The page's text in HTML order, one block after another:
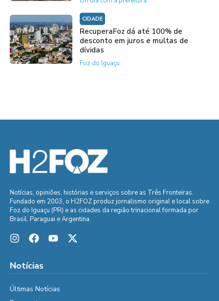
CIDADE
RecuperaFoz dá até 100% de
desconto em juros e multas de
dívidas
Foz do Iguaçu
Notícias, opiniões, histórias e serviços sobre as Três Fronteiras.
Fundado em 2003, o H2FOZ produz jornalismo original e local sobre
Foz do Iguaçu (PR) e as cidades da região trinacional formada por
Brasil, Paraguai e Argentina.
Notícias
Últimas Notícias